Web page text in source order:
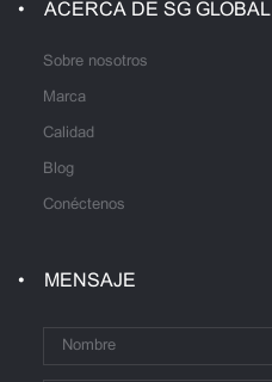
ACERCA DE SG GLOBAL
Sobre nosotros
Marca
Calidad
Blog
Conéctenos
MENSAJE